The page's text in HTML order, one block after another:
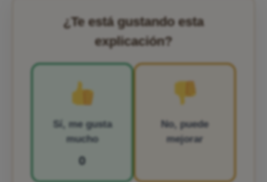
¿Te está gustando esta
explicación?
Sí, me gusta
mucho
0
No, puede
mejorar